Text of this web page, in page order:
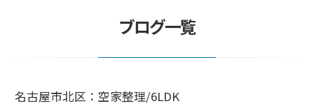
ブログ一覧
名古屋市北区：空家整理/6LDK